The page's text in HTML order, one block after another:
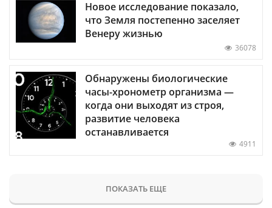
Новое исследование показало,
что Земля постепенно заселяет
Венеру жизнью
36078
Обнаружены биологические
часы-хронометр организма —
когда они выходят из строя,
развитие человека
останавливается
4911
ПОКАЗАТЬ ЕЩЕ